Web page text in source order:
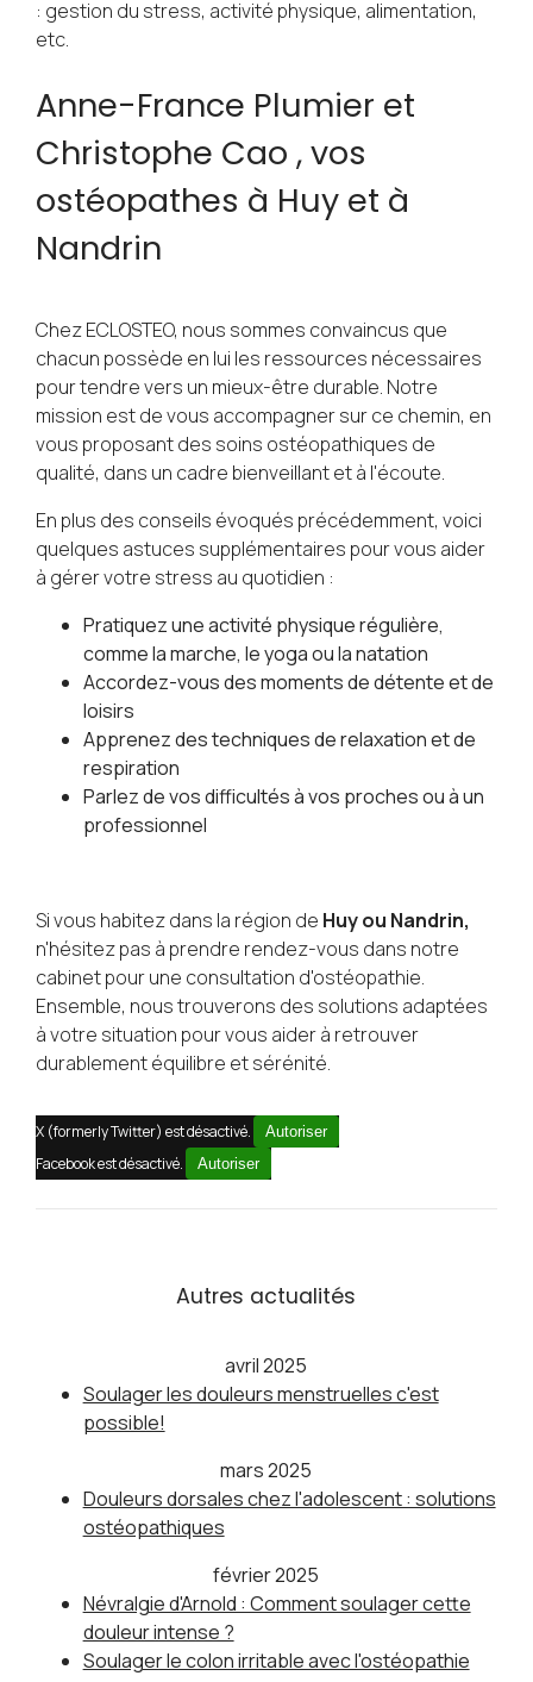
: gestion du stress, activité physique, alimentation,
etc.
Anne-France Plumier et
Christophe Cao , vos
ostéopathes à Huy et à
Nandrin
Chez ECLOSTEO, nous sommes convaincus que
chacun possède en lui les ressources nécessaires
pour tendre vers un mieux-être durable. Notre
mission est de vous accompagner sur ce chemin, en
vous proposant des soins ostéopathiques de
qualité, dans un cadre bienveillant et à l'écoute.
En plus des conseils évoqués précédemment, voici
quelques astuces supplémentaires pour vous aider
à gérer votre stress au quotidien :
Pratiquez une activité physique régulière,
comme la marche, le yoga ou la natation
Accordez-vous des moments de détente et de
loisirs
Apprenez des techniques de relaxation et de
respiration
Parlez de vos difficultés à vos proches ou à un
professionnel
Si vous habitez dans la région de Huy ou Nandrin,
n'hésitez pas à prendre rendez-vous dans notre
cabinet pour une consultation d'ostéopathie.
Ensemble, nous trouverons des solutions adaptées
à votre situation pour vous aider à retrouver
durablement équilibre et sérénité.
X (formerly Twitter) est désactivé. Autoriser
Facebook est désactivé. Autoriser
Autres actualités
avril 2025
Soulager les douleurs menstruelles c'est
possible!
mars 2025
Douleurs dorsales chez l'adolescent : solutions
ostéopathiques
février 2025
Névralgie d'Arnold : Comment soulager cette
douleur intense ?
Soulager le colon irritable avec l'ostéopathie